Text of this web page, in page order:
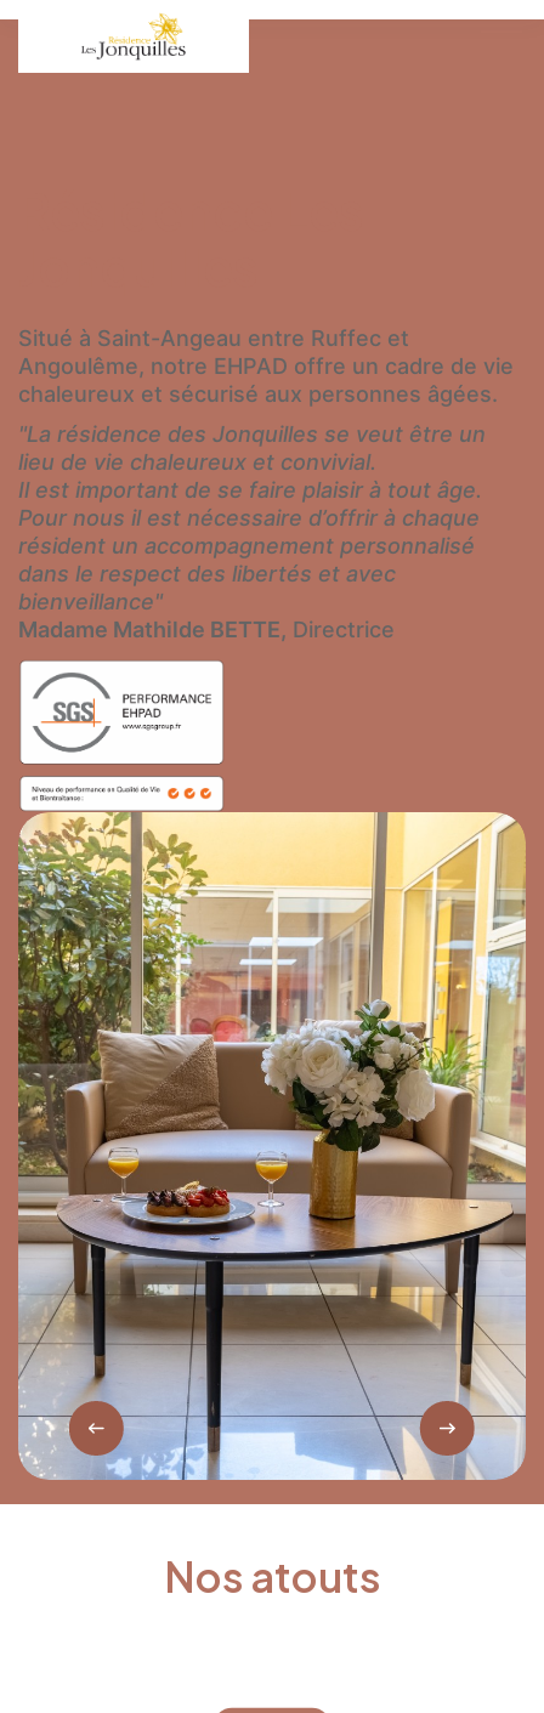
Situé à Saint-Angeau entre Ruffec et
Angoulême, notre EHPAD offre un cadre de vie
chaleureux et sécurisé aux personnes âgées.
"La résidence des Jonquilles se veut être un
lieu de vie chaleureux et convivial.
Il est important de se faire plaisir à tout âge.
Pour nous il est nécessaire d’offrir à chaque
résident un accompagnement personnalisé
dans le respect des libertés et avec
bienveillance"
Madame Mathilde BETTE, Directrice
Nos atouts